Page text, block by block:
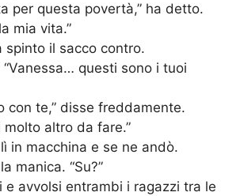
per questa povertà,” ha detto.
mia vita.”
spinto il sacco contro.
“Vanessa… questi sono i tuoi
con te,” disse freddamente.
molto altro da fare.”
in macchina e se ne andò.
manica. “Su?”
e avvolsi entrambi i ragazzi tra le